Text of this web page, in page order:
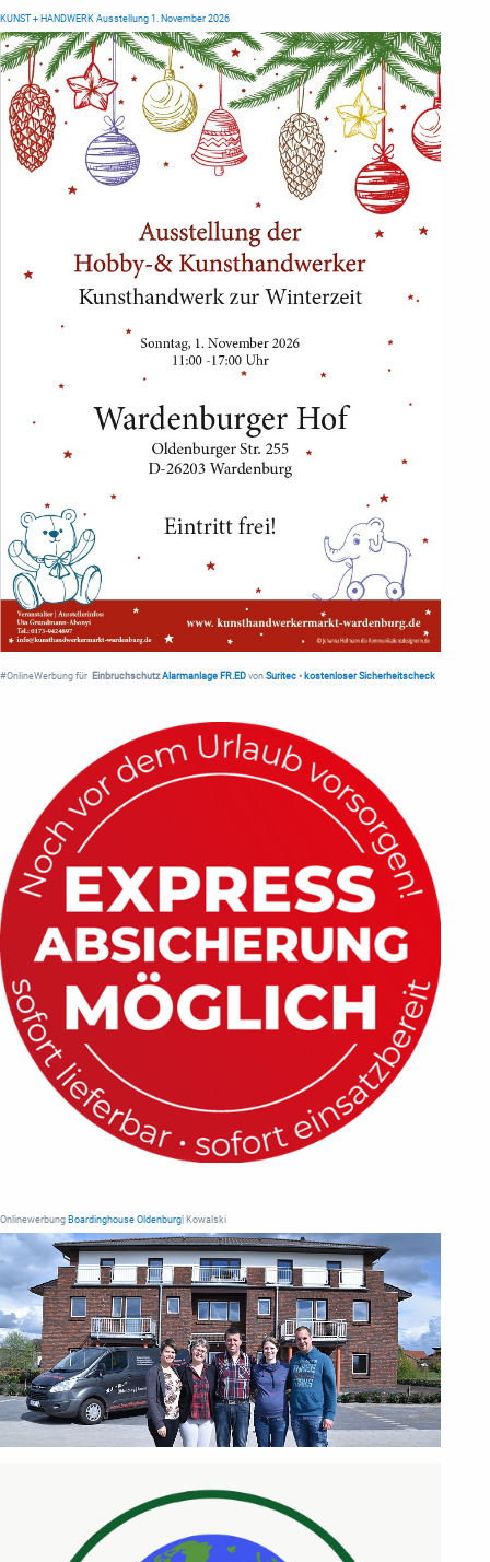
KUNST + HANDWERK Ausstellung 1. November 2026
#OnlineWerbung für Einbruchschutz Alarmanlage FR.ED von Suritec • kostenloser Sicherheitscheck
Onlinewerbung Boardinghouse Oldenburg | Kowalski